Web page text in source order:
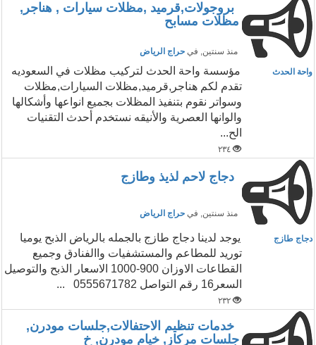
بروجولات,قرميد ,مظلات سيارات , هناجر,
مظلات مسابح
منذ سنتين, في حراج الرياض
واحة الحدث
مؤسسة واحة الحدث لتركيب مظلات في السعوديه
تقدم لكم هناجر,قرميد,مظلات السيارات,مظلات
وسواتر نقوم بتنفيذ المظلات بجميع انواعها وأشكالها
والوانها العصرية والأنيقه نستخدم أحدث التقنيات
الح...
٢٣٤
دجاج لاحم لذيذ وطازج
منذ سنتين, في حراج الرياض
دجاج طازج
يوجد لدينا دجاج طازج بالجمله بالرياض الذبح يوميا
توريد للمطاعم والمستشفيات واالفنادق وجميع
القطاعات الاوزان 900-1000 الاسعار الذبح والتوصيل
السعر16 رقم التواصل 0555671782 ...
٢٣٢
خدمات تنظيم الاحتفالات,جلسات مودرن,
جلسات مركاز, خيام مودرن, خ